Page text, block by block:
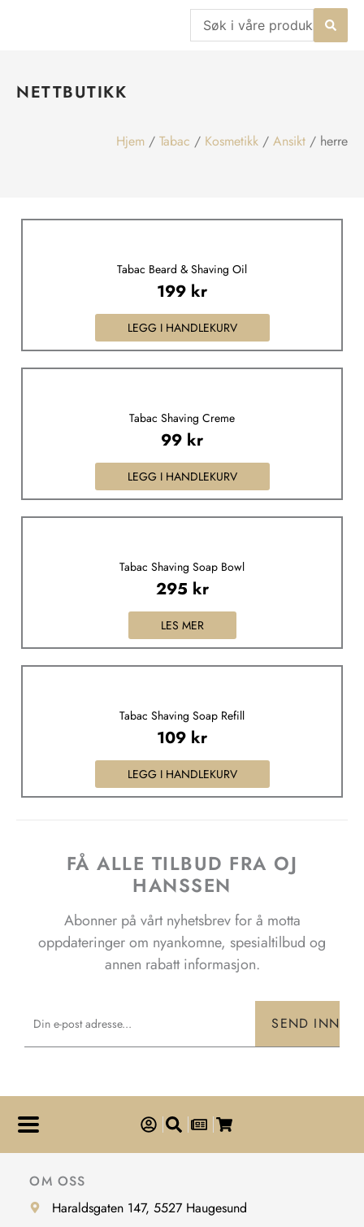
Search
...
NETTBUTIKK
Hjem / Tabac / Kosmetikk / Ansikt / herre
Tabac Beard & Shaving Oil
199 kr
LEGG I HANDLEKURV
Tabac Shaving Creme
99 kr
LEGG I HANDLEKURV
Tabac Shaving Soap Bowl
295 kr
LES MER
Tabac Shaving Soap Refill
109 kr
LEGG I HANDLEKURV
FÅ ALLE TILBUD FRA OJ
HANSSEN
Abonner på vårt nyhetsbrev for å motta
oppdateringer om nyankomne, spesialtilbud og
annen rabatt informasjon.
SEND INN
OM OSS
Haraldsgaten 147, 5527 Haugesund